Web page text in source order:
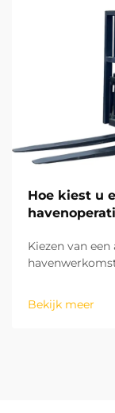
Hoe kiest u
Kiezen van
laad- en
Bekijk meer